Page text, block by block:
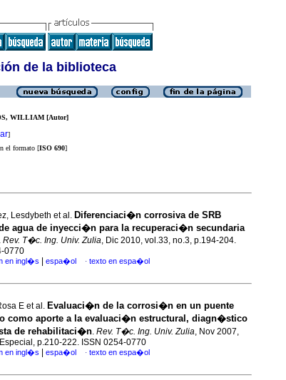
de la biblioteca
WILLIAM [Autor]
]
el formato [ISO 690]
Lesdybeth et al. Diferenciaci�n corrosiva de SRB
agua de inyecci�n para la recuperaci�n secundaria
. Rev. T�c. Ing. Univ. Zulia, Dic 2010, vol.33, no.3, p.194-204.
0770
en ingl�s espa�ol · texto en espa�ol
E et al. Evaluaci�n de la corrosi�n en un puente
como aporte a la evaluaci�n estructural, diagn�stico
de rehabilitaci�n. Rev. T�c. Ing. Univ. Zulia, Nov 2007,
p.210-222. ISSN 0254-0770
en ingl�s espa�ol · texto en espa�ol